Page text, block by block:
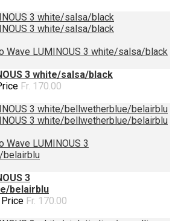
Wave LUMINOUS 3 white/salsa/black
3 white/salsa/black
Fr. 170.00
Wave LUMINOUS 3
3
belairblu
Price Fr. 170.00